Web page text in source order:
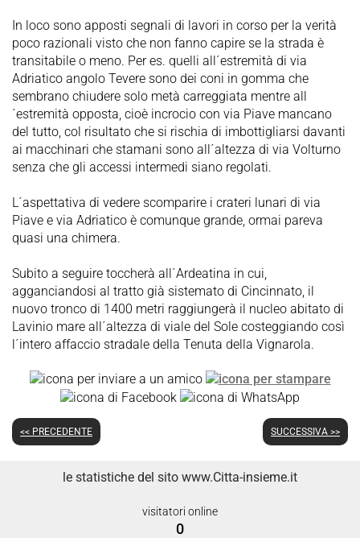
In loco sono apposti segnali di lavori in corso per la verità
poco razionali visto che non fanno capire se la strada è
transitabile o meno. Per es. quelli all´estremità di via
Adriatico angolo Tevere sono dei coni in gomma che
sembrano chiudere solo metà carreggiata mentre all
´estremità opposta, cioè incrocio con via Piave mancano
del tutto, col risultato che si rischia di imbottigliarsi davanti
ai macchinari che stamani sono all´altezza di via Volturno
senza che gli accessi intermedi siano regolati.
L´aspettativa di vedere scomparire i crateri lunari di via
Piave e via Adriatico è comunque grande, ormai pareva
quasi una chimera.
Subito a seguire toccherà all´Ardeatina in cui,
agganciandosi al tratto già sistemato di Cincinnato, il
nuovo tronco di 1400 metri raggiungerà il nucleo abitato di
Lavinio mare all´altezza di viale del Sole costeggiando così
l´intero affaccio stradale della Tenuta della Vignarola.
<< PRECEDENTE SUCCESSIVA >>
le statistiche del sito www.Citta-insieme.it
visitatori online
0